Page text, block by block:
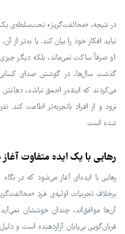
در نتیجه، «مخالفت‌گریز» تحت‌سلطه‌ی
نباید افکار خود را بیان کند. یا بدتر از
او صرفاً ساکت نمی‌ماند، بلکه دیگر
گذشت سال‌ها، در گوشش صدای کسانی
می‌کردند که اینقدر احمق نباشد،
نرود و از افراد با‌تجربه‌تر اطاعت
شده است.
رهایی با یک ایده متفاوت
رهایی با ایده‌ای آغاز می‌شود که در
برخلاف تجربیات اولیه‌ی فردِ
آن‌ها موافق‌اند، چندان خوششان
قربان‌گویی بی‌پایان آزاردهنده است و